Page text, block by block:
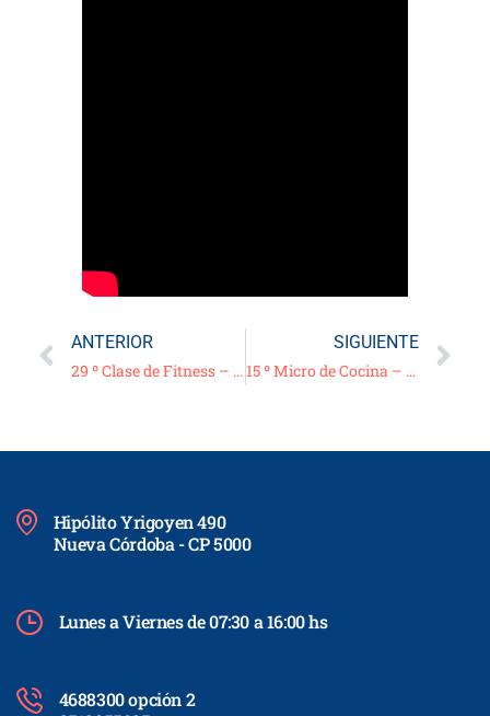
ANTERIOR
29 º Clase de Fitness – 31/05/21
SIGUIENTE
15 º Micro de Cocina – “Merluza al roquefort con papas al azafrán”
Hipólito Yrigoyen 490
Nueva Córdoba - CP 5000
Lunes a Viernes de 07:30 a 16:00 hs
4688300 opción 2